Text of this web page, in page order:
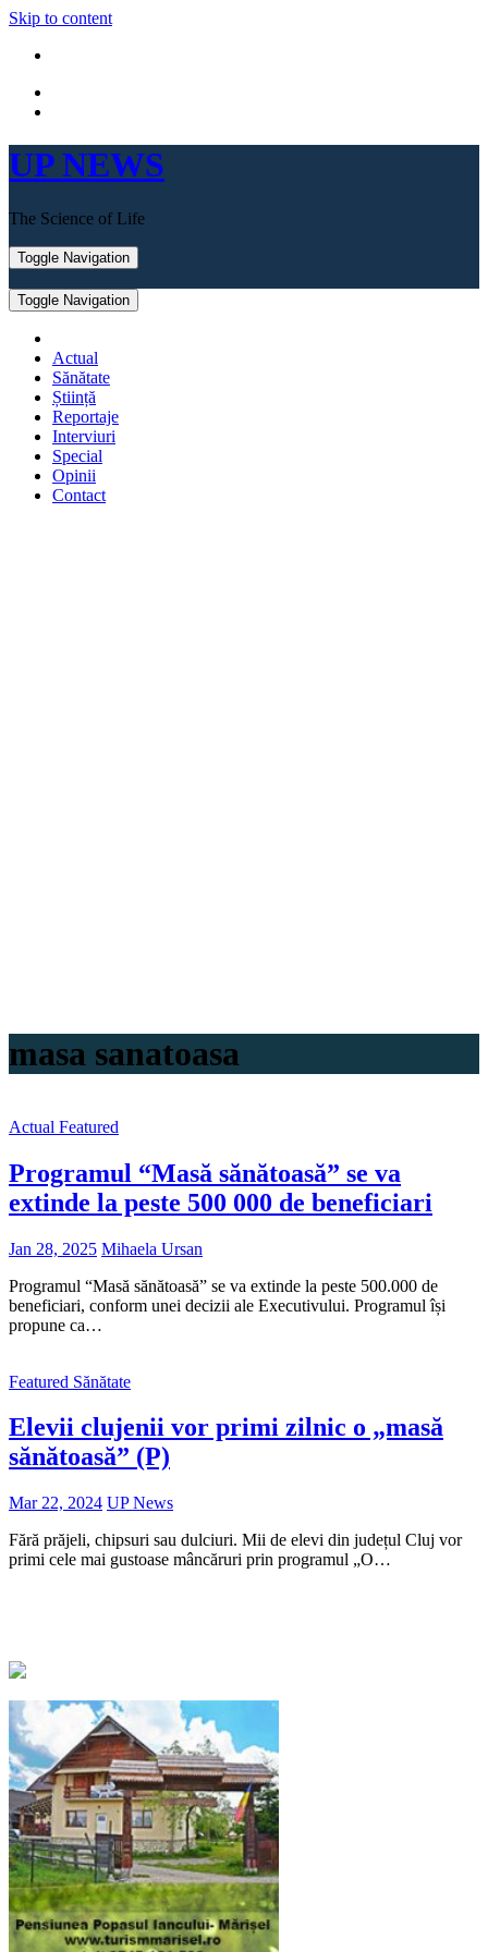
Skip to content
UP NEWS
The Science of Life
Toggle Navigation
Toggle Navigation
Actual
Sănătate
Știință
Reportaje
Interviuri
Special
Opinii
Contact
masa sanatoasa
Actual Featured
Programul “Masă sănătoasă” se va
extinde la peste 500 000 de beneficiari
Jan 28, 2025 Mihaela Ursan
Programul “Masă sănătoasă” se va extinde la peste 500.000 de
beneficiari, conform unei decizii ale Executivului. Programul își
propune ca…
Featured Sănătate
Elevii clujenii vor primi zilnic o „masă
sănătoasă” (P)
Mar 22, 2024 UP News
Fără prăjeli, chipsuri sau dulciuri. Mii de elevi din județul Cluj vor
primi cele mai gustoase mâncăruri prin programul „O…